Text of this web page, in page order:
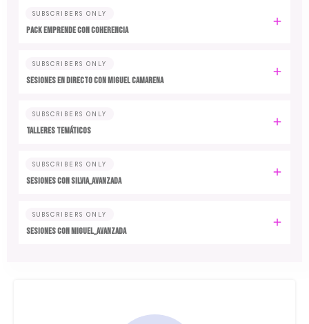
SUBSCRIBERS ONLY
PACK EMPRENDE CON COHERENCIA
SUBSCRIBERS ONLY
SESIONES EN DIRECTO CON MIGUEL CAMARENA
SUBSCRIBERS ONLY
TALLERES TEMÁTICOS
SUBSCRIBERS ONLY
SESIONES CON SILVIA_AVANZADA
SUBSCRIBERS ONLY
SESIONES CON MIGUEL_AVANZADA